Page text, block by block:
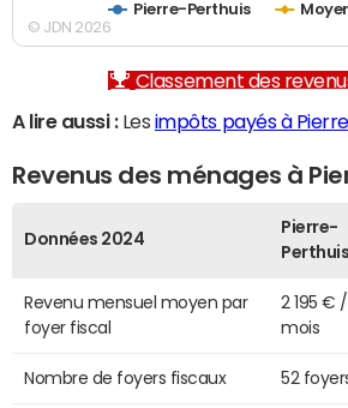
Pierre-Perthuis
© JDN 2026
Classement des
A lire aussi :Les impôts payés à
Revenus des ménages à
Données 2024
Pierre-
Perthuis
Revenu mensuel moyen par
foyer fiscal
2 195 €
mois
Nombre de foyers fiscaux 52